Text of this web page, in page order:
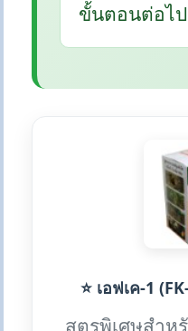
ขั้นตอนต่อไป
⭐ เอฟเค-1
สูตรพิเศษสำห